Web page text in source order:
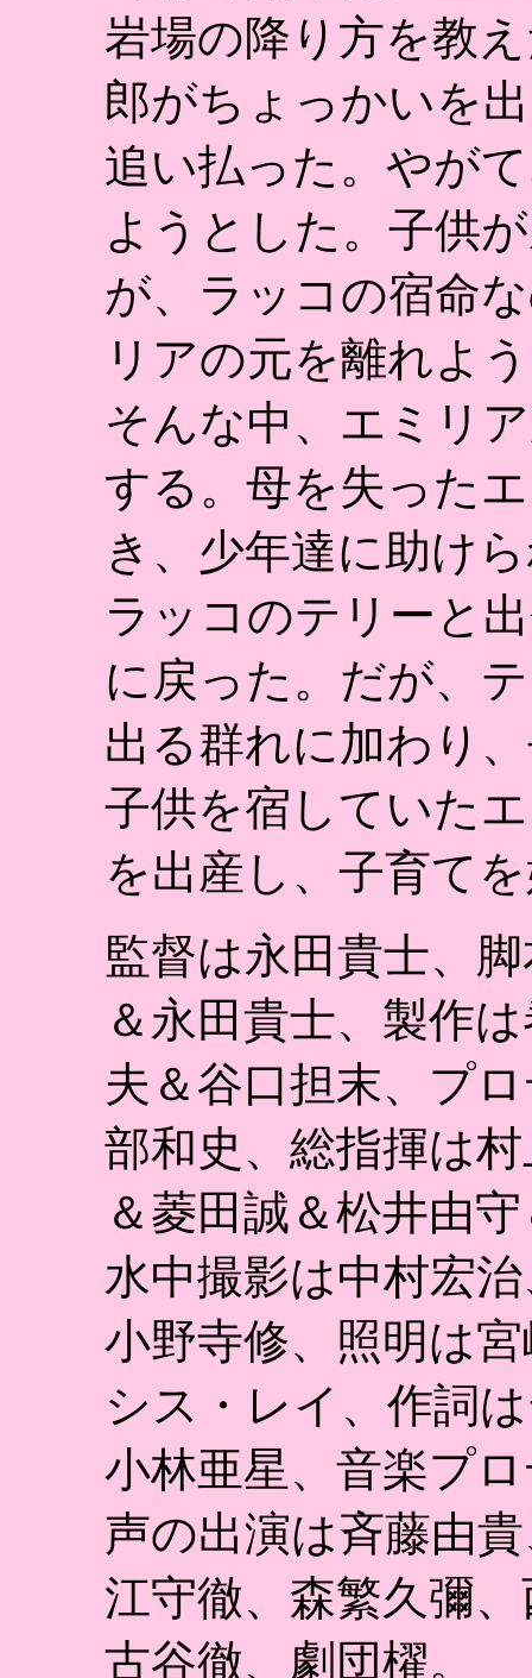
岩場の降り方を教
郎がちょっかいを
追い払った。やが
ようとした。子供
が、ラッコの宿命
リアの元を離れよ
そんな中、エミリ
する。母を失った
き、少年達に助け
ラッコのテリーと
に戻った。だが、
出る群れに加わり
子供を宿していた
を出産し、子育て
監督は永田貴士、
＆永田貴士、製作
夫＆谷口担末、プ
部和史、総指揮は
＆菱田誠＆松井由
水中撮影は中村宏
小野寺修、照明は
シス・レイ、作詞
小林亜星、音楽プ
声の出演は斉藤由
江守徹、森繁久彌
古谷徹、劇団櫂。